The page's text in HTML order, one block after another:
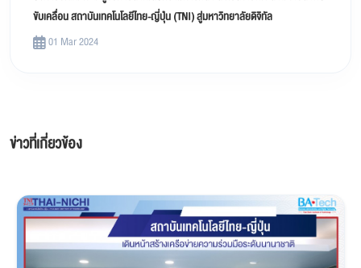
ขับเคลื่อน สถาบันเทคโนโลยีไทย-ญี่ปุ่น (TNI) สู่มหาวิทยาลัยดิจิทัล
01 Mar 2024
ข่าวที่เกี่ยวข้อง